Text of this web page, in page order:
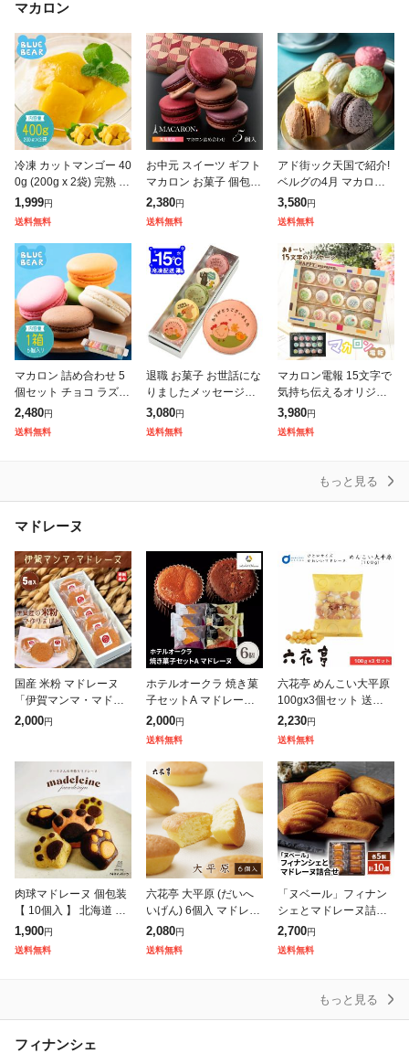
マカロン
冷凍 カットマンゴー 40
0g (200g x 2袋) 完熟 糖
度18°C以上 希少なセイ
ンタロン種 チャンク状
カット ミャン
1,999円
送料無料
お中元 スイーツ ギフト
マカロン お菓子 個包装
ショコラマカロン 5個
チョコレート 詰め合わ
せ 誕生日プレゼント 高
級 お
2,380円
送料無料
アド街ック天国で紹介!
ベルグの4月 マカロン6
個入 イチゴ 塩キャラメ
ル レモン チョコ バニ
ラ ピスターシュ スイー
ツ ホワイ
3,580円
送料無料
マカロン 詰め合わせ 5
個セット チョコ ラズベ
リー バニラ マンゴー
ピスタチオ プレゼント
ギフト 贈り物 スイーツ
2,480円
送料無料
退職 お菓子 お世話にな
りましたメッセージマ
カロン 5個セット お礼
挨拶 プチギフト
3,080円
送料無料
マカロン電報 15文字で
気持ち伝えるオリジナ
ルギフト 祝電 ギフト
プレゼント 結婚祝い 誕
生日プレゼント 開店祝
3,980円
送料無料
もっと見る
マドレーヌ
国産 米粉 マドレーヌ
「伊賀マンマ・マドレ
ーヌ」 5個入 ( 送料込み
2,000円
ホテルオークラ 焼き菓
子セットA マドレーヌ
スイーツ 洋菓子 菓子
焼き菓子 詰合せ 個包装
ゆうパケット
2,000円
送料無料
六花亭 めんこい大平原
100gx3個セット 送料無
料 お中元 ギフト 北海
道 お土産 プチギフト
スイーツ お菓子 ちょっ
とし
2,230円
送料無料
肉球マドレーヌ 個包装
【 10個入 】 北海道 手
作り マドレーヌ 焼き菓
子 猫好き 犬好き 人気
おしゃれ 可愛い プチギ
1,900円
送料無料
六花亭 大平原 (だいへ
いげん) 6個入 マドレー
ヌ スイーツ お菓子 焼
き菓子 ギフト プチギフ
ト 誕生日 内祝い お礼
2,080円
送料無料
「ヌベール」フィナン
シェとマドレーヌ詰合
せ 各5個/計10個 スイー
ツ 洋菓子 焼き菓子
2,700円
送料無料
もっと見る
フィナンシェ